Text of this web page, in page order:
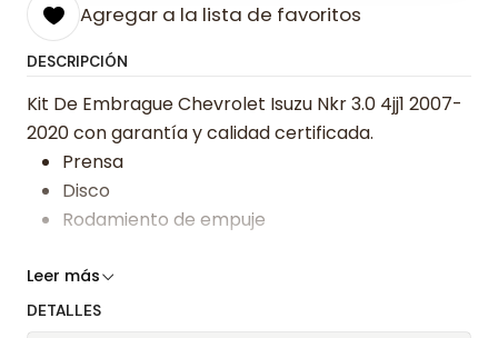
Agregar a la lista de favoritos
DESCRIPCIÓN
Kit De Embrague Chevrolet Isuzu Nkr 3.0 4jj1 2007-
2020 con garantía y calidad certificada.
Prensa
Disco
Rodamiento de empuje
Somos especialistas en embragues desde 2019,
Leer más
DETALLES